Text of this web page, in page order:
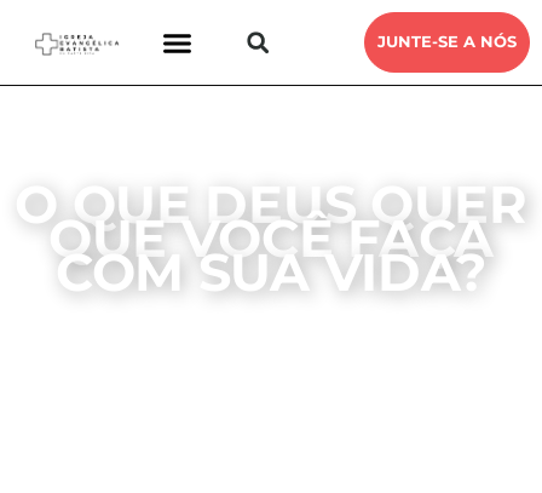
JUNTE-SE A NÓS
O QUE DEUS QUER
QUE VOCÊ FAÇA
COM SUA VIDA?